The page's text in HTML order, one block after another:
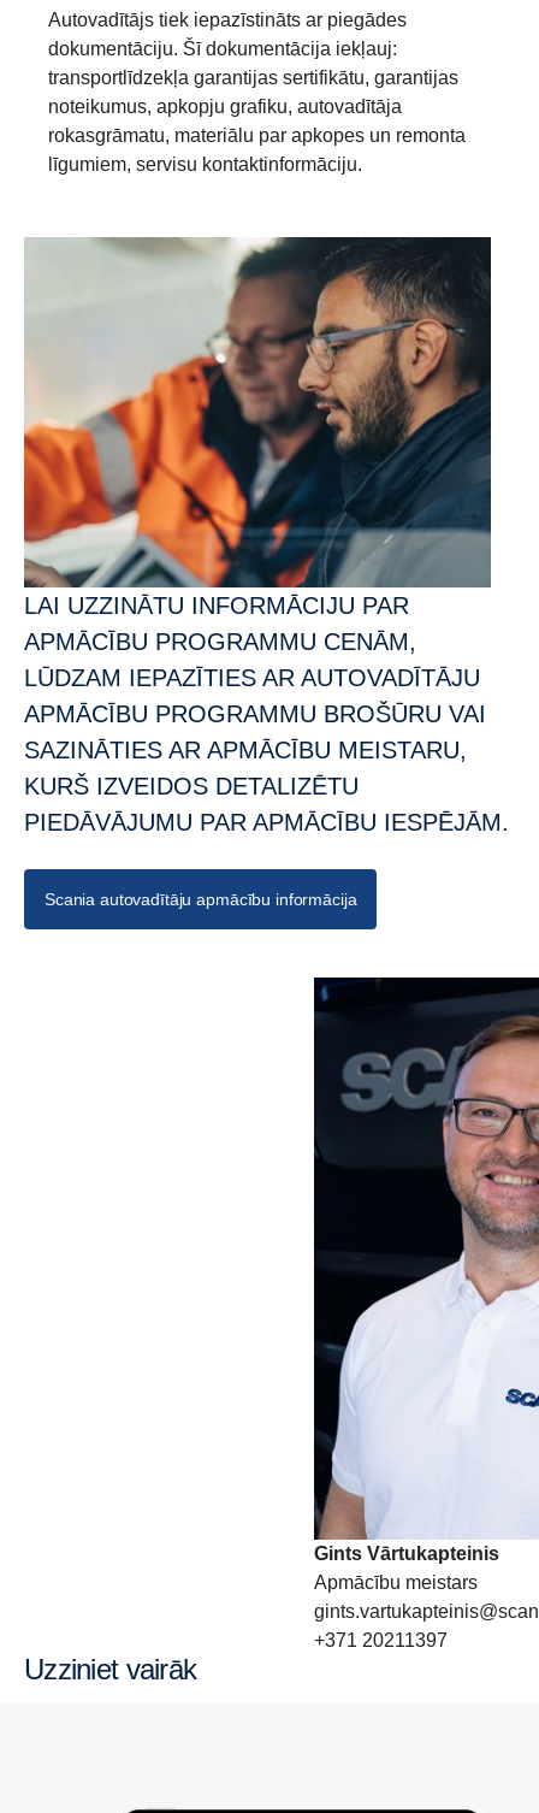
Autovadītājs tiek iepazīstināts ar piegādes
dokumentāciju. Šī dokumentācija iekļauj:
transportlīdzekļa garantijas sertifikātu, garantijas
noteikumus, apkopju grafiku, autovadītāja
rokasgrāmatu, materiālu par apkopes un remonta
līgumiem, servisu kontaktinformāciju.
LAI UZZINĀTU INFORMĀCIJU PAR
APMĀCĪBU PROGRAMMU CENĀM,
LŪDZAM IEPAZĪTIES AR AUTOVADĪTĀJU
APMĀCĪBU PROGRAMMU BROŠŪRU VAI
SAZINĀTIES AR APMĀCĪBU MEISTARU,
KURŠ IZVEIDOS DETALIZĒTU
PIEDĀVĀJUMU PAR APMĀCĪBU IESPĒJĀM.
Scania autovadītāju apmācību informācija
Gints Vārtukapteinis
Apmācību meistars
+371 20211397
Uzziniet vairāk